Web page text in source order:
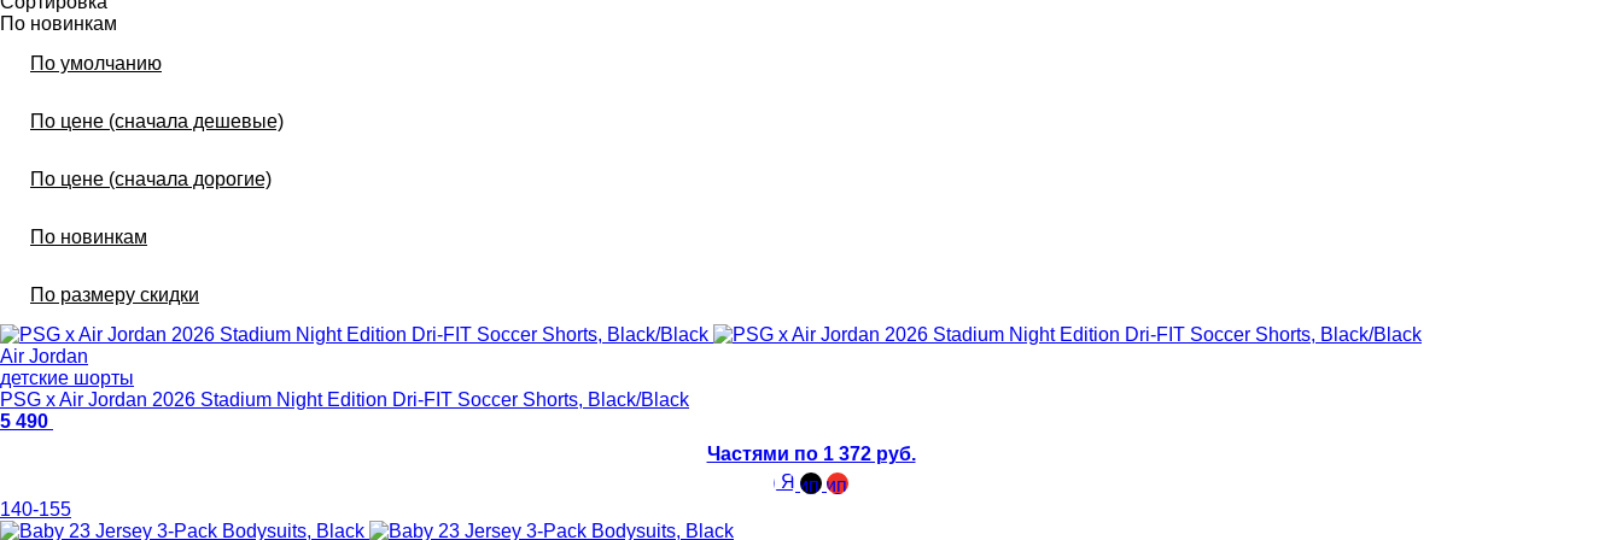
По новинкам
По умолчанию
По цене (сначала дешевые)
По цене (сначала дорогие)
По новинкам
По размеру скидки
Air Jordan
детские шорты
PSG x Air Jordan 2026 Stadium Night Edition Dri-FIT Soccer Shorts, Black/Black
5 490
Частями по 1 372 руб.
140-155